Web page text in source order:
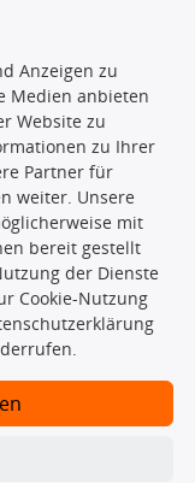
Datenbank dürfen
ohne
zu verbreiten
lassen. Ein
Ersatzteil
um
Anzeigen zu
Medien anbieten
Website zu
zu Ihrer
Partner für
weiter. Unsere
mit
bereit gestellt
der Dienste
Cookie-Nutzung